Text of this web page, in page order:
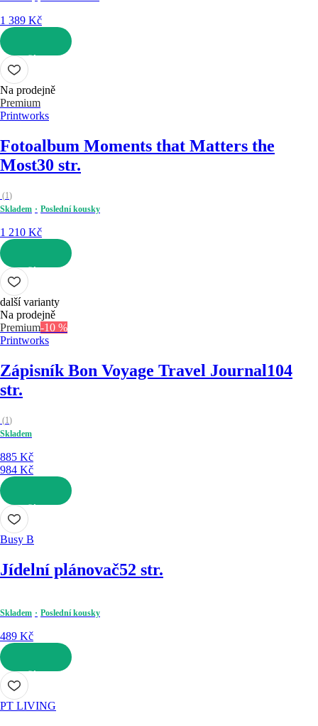
1 389 Kč
DO KOŠÍKU
Na prodejně
Premium
Printworks
Fotoalbum Moments that Matters the
Most30 str.
(1)
Skladem
Poslední kousky
1 210 Kč
DO KOŠÍKU
další varianty
Na prodejně
Premium-10 %
Printworks
Zápisník Bon Voyage Travel Journal104
str.
(1)
Skladem
885 Kč
984 Kč
DO KOŠÍKU
Busy B
Jídelní plánovač52 str.
Skladem Poslední kousky
489 Kč
DO KOŠÍKU
PT LIVING